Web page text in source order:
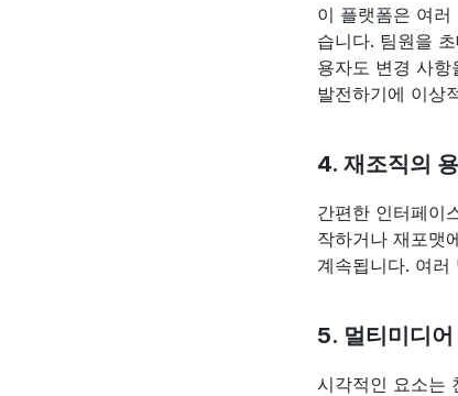
이 플랫폼은 여
습니다. 팀원을
용자도 변경 사
발전하기에 이상
4. 재조직의
간편한 인터페이
작하거나 재포맷
계속됩니다. 여
5. 멀티미디어
시각적인 요소는